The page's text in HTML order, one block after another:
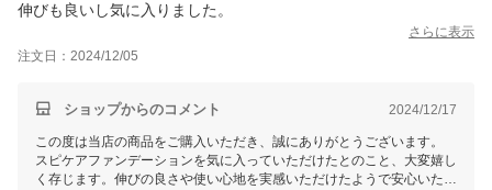
伸びも良いし気に入りました。
さらに表示
注文日：2024/12/05
ショップからのコメント 2024/12/17
この度は当店の商品をご購入いただき、誠にありがとうございます。
スピケアファンデーションを気に入っていただけたとのこと、大変嬉し
く存じます。伸びの良さや使い心地を実感いただけたようで安心いたし